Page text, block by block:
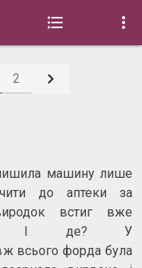
 
2 
машину лише
до аптеки за
встиг вже
І де? У
всього форда була